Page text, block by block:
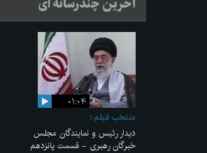
۰۱:۰۴
منتخب فیلم
دیدار رئیس و نمایندگان مجلس
خبرگان رهبری - قسمت پانزدهم